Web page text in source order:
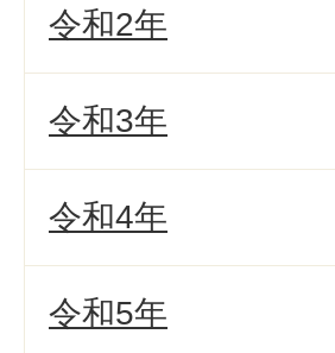
令和2年
令和3年
令和4年
令和5年